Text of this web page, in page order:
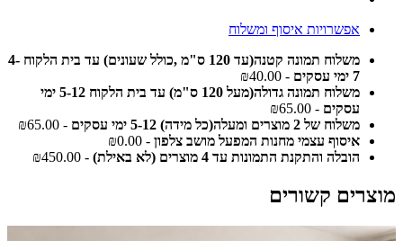
אפשרויות איסוף ומשלוח
משלוח תמונה קטנה(עד 120 ס"מ ,כולל שעונים) עד בית הלקוח 4-
7 ימי עסקים
- ₪40.00
משלוח תמונה גדולה(מעל 120 ס"מ) עד בית הלקוח 5-12 ימי
עסקים - ₪65.00
משלוח של 2 מוצרים ומעלה(כל מידה) 5-12 ימי עסקים
- ₪65.00
איסוף עצמי מחנות המפעל מושב צלפון - ₪0.00
הובלה והתקנת התמונות עד 4 מוצרים (לא באילת)
- ₪450.00
מוצרים קשורים